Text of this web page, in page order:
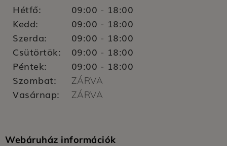
Hétfő: 09:00 - 18:00
Kedd:
09:00 - 18:00
Szerda:
09:00 - 18:00
Csütörtök:
09:00 - 18:00
Péntek:
09:00 - 18:00
Szombat:
ZÁRVA
Vasárnap: ZÁRVA
Webáruház információk